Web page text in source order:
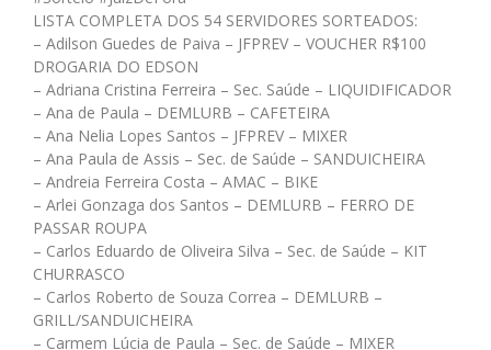
LISTA COMPLETA DOS 54 SERVIDORES SORTEADOS:
– Adilson Guedes de Paiva – JFPREV – VOUCHER R$100
DROGARIA DO EDSON
– Adriana Cristina Ferreira – Sec. Saúde – LIQUIDIFICADOR
– Ana de Paula – DEMLURB – CAFETEIRA
– Ana Nelia Lopes Santos – JFPREV – MIXER
– Ana Paula de Assis – Sec. de Saúde – SANDUICHEIRA
– Andreia Ferreira Costa – AMAC – BIKE
– Arlei Gonzaga dos Santos – DEMLURB – FERRO DE
PASSAR ROUPA
– Carlos Eduardo de Oliveira Silva – Sec. de Saúde – KIT
CHURRASCO
– Carlos Roberto de Souza Correa – DEMLURB –
GRILL/SANDUICHEIRA
– Carmem Lúcia de Paula – Sec. de Saúde – MIXER